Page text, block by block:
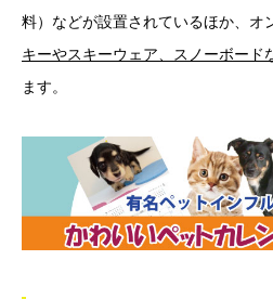
料）などが設置されているほか、オ
キーやスキーウェア、スノーボード
ます。